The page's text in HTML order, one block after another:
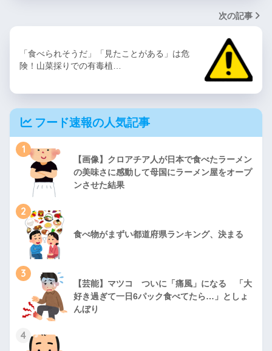
次の記事
「食べられそうだ」「見たことがある」は危
険！山菜採りでの有毒植…
フード速報の人気記事
1
【画像】クロアチア人が日本で食べたラーメン
の美味さに感動して母国にラーメン屋をオープ
ンさせた結果
2
食べ物がまずい都道府県ランキング、決まる
3
【芸能】マツコ ついに「痛風」になる 「大
好き過ぎて一日6パック食べてたら…」としょ
んぼり
4